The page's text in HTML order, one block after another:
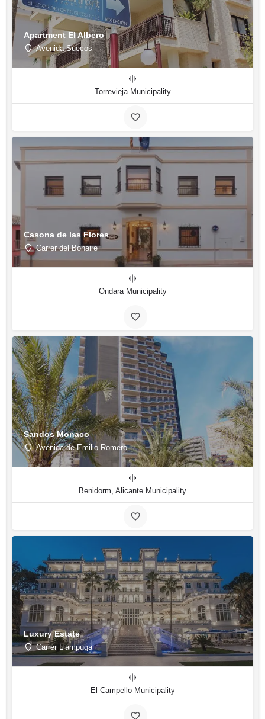
Apartment El Albero
Avenida Suecos
Torrevieja Municipality
Casona de las Flores
Carrer del Bonaire
Ondara Municipality
Sandos Monaco
Avenida de Emilio Romero
Benidorm, Alicante Municipality
Luxury Estate
Carrer Llampuga
El Campello Municipality